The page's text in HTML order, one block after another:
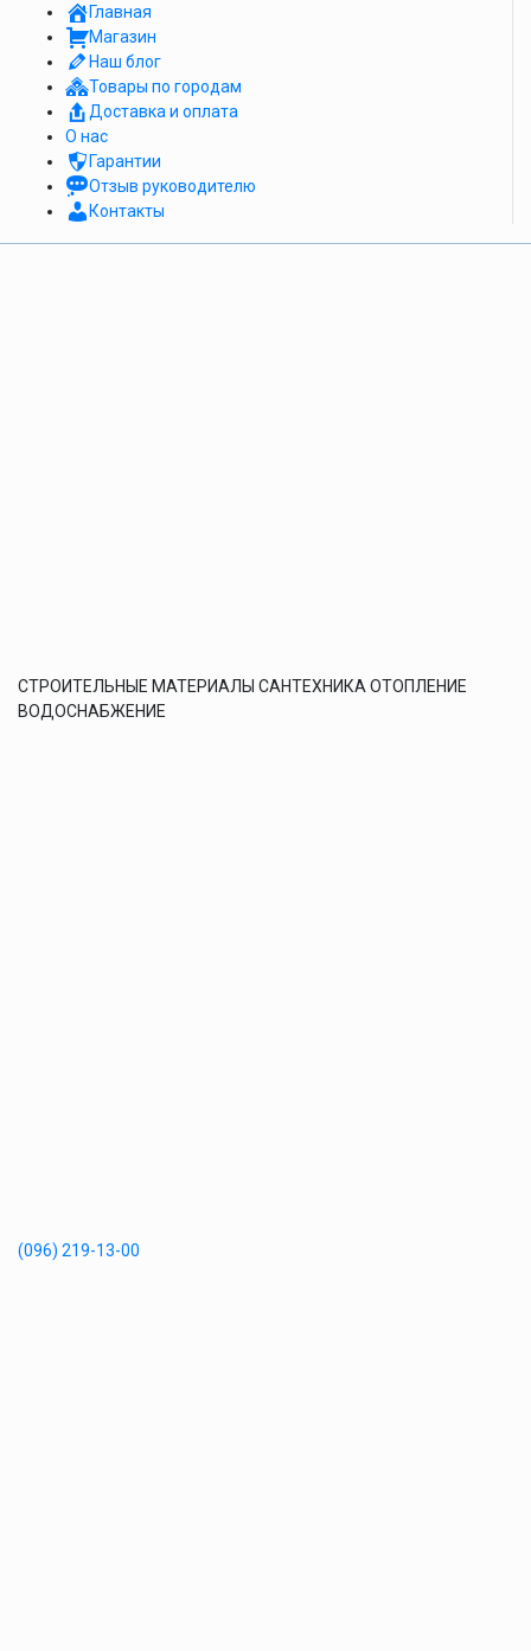
Главная
Магазин
Наш блог
Товары по городам
Доставка и оплата
О нас
Гарантии
Отзыв руководителю
Контакты
СТРОИТЕЛЬНЫЕ МАТЕРИАЛЫ САНТЕХНИКА ОТОПЛЕНИЕ
ВОДОСНАБЖЕНИЕ
(096) 219-13-00